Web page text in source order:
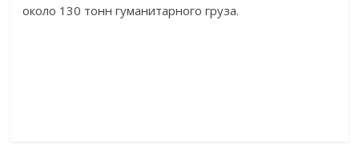
около 130 тонн гуманитарного груза.